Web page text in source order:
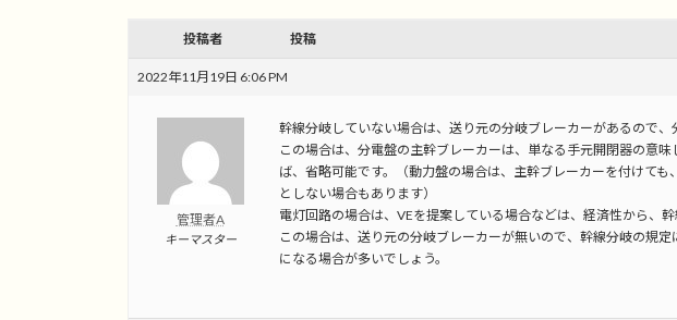
投稿者 投稿
2022年11月19日 6:06 PM
管理者A
キーマスター
幹線分岐していない場合は、送り元の分岐ブレーカーがあるので、
この場合は、分電盤の主幹ブレーカーは、単なる手元開閉器の意
ば、省略可能です。（動力盤の場合は、主幹ブレーカーを付けて
としない場合もあります）
電灯回路の場合は、VEを提案している場合などは、経済性から、幹
この場合は、送り元の分岐ブレーカーが無いので、幹線分岐の規
になる場合が多いでしょう。